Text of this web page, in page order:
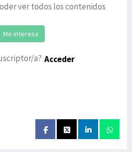
ver todos los contenidos
Me interesa
a? Acceder